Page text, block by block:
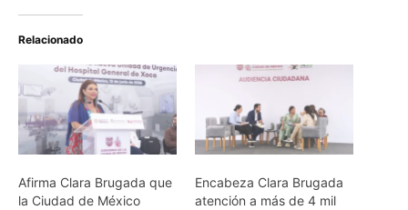
Relacionado
Afirma Clara Brugada que
la Ciudad de México
Encabeza Clara Brugada
atención a más de 4 mil